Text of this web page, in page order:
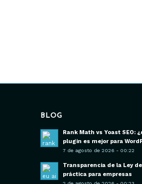
BLOG
Rank Math vs Yoast SEO:
plugin es mejor para
7 de agosto de 2026 - 00:22
Transparencia de la Ley
práctica para empresas